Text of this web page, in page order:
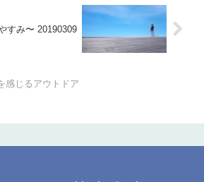
すみ〜 20190309
感じるアウトドア